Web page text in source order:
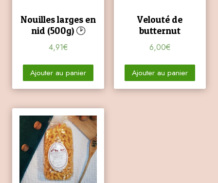
Nouilles larges en
nid (500g) 🕑
4,91€
Ajouter au panier
Velouté de
butternut
6,00€
Ajouter au panier